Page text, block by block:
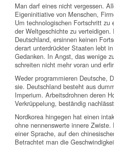
Man darf eines nicht vergessen.
Eigeninitiative von Menschen,
Um technologischen Fortschritt
der Weltgeschichte zu
Deutschland, ersinnen keinen
derart unterdrückter Staaten lebt
Gedanken. In Angst, das wenige
schreiten nicht mehr voran und
Weder programmieren Deutsche,
sie. Deutschland besteht aus
Imperium. Arbeitsdrohnen deren
Verkrüppelung, beständig
Nordkorea hingegen hat einen
ohne nennenswerte innere
einer Sprache, auf den
Betrachtet man die